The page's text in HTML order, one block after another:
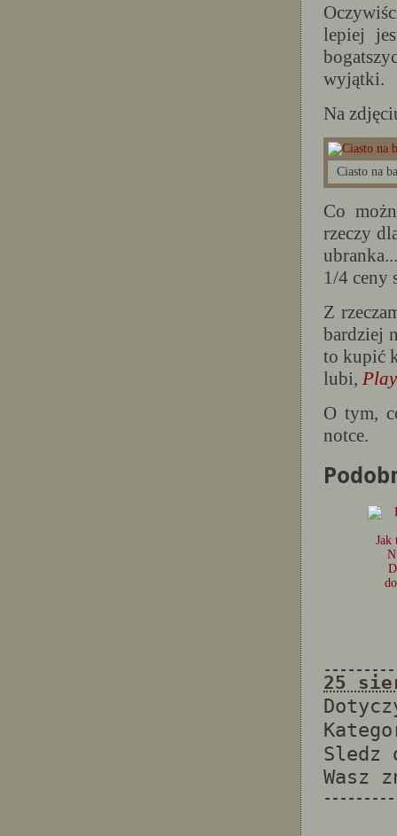
lepiej
wyjątki.
Na
Ciasto na
Co
rzeczy
1/4 ceny
Z
bardziej
to kupić
lubi,
O tym,
notce.
Jak
25
Sledz
Wasz